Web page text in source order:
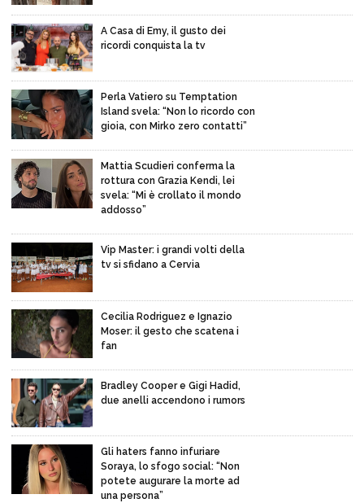
A Casa di Emy, il gusto dei
ricordi conquista la tv
Perla Vatiero su Temptation
Island svela: “Non lo ricordo con
gioia, con Mirko zero contatti”
Mattia Scudieri conferma la
rottura con Grazia Kendi, lei
svela: “Mi è crollato il mondo
addosso”
Vip Master: i grandi volti della
tv si sfidano a Cervia
Cecilia Rodriguez e Ignazio
Moser: il gesto che scatena i
fan
Bradley Cooper e Gigi Hadid,
due anelli accendono i rumors
Gli haters fanno infuriare
Soraya, lo sfogo social: “Non
potete augurare la morte ad
una persona”